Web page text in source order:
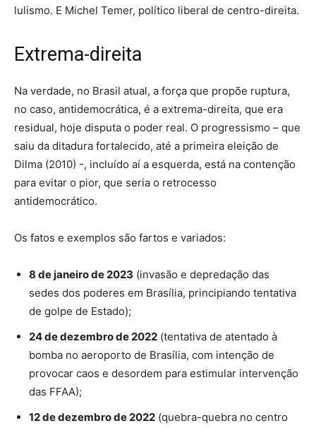
lulismo. E Michel Temer, político liberal de centro-direita.
Extrema-direita
Na verdade, no Brasil atual, a força que propõe ruptura,
no caso, antidemocrática, é a extrema-direita, que era
residual, hoje disputa o poder real. O progressismo – que
saiu da ditadura fortalecido, até a primeira eleição de
Dilma (2010) -, incluído aí a esquerda, está na contenção
para evitar o pior, que seria o retrocesso
antidemocrático.
Os fatos e exemplos são fartos e variados:
8 de janeiro de 2023 (invasão e depredação das
sedes dos poderes em Brasília, principiando tentativa
de golpe de Estado);
24 de dezembro de 2022 (tentativa de atentado à
bomba no aeroporto de Brasília, com intenção de
provocar caos e desordem para estimular intervenção
das FFAA);
12 de dezembro de 2022 (quebra-quebra no centro